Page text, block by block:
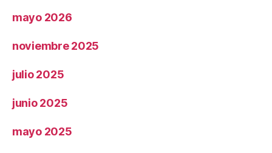
mayo 2026
noviembre 2025
julio 2025
junio 2025
mayo 2025